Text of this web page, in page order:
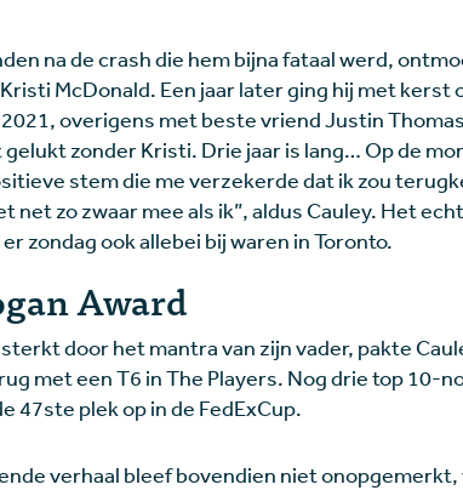
na de crash die hem bijna fataal werd,
McDonald. Een jaar later ging hij met kerst
overigens met beste vriend Justin
gelukt zonder Kristi. Drie jaar is lang… Op de
stem die me verzekerde dat ik zou
net zo zwaar mee als ik”, aldus Cauley. Het
zondag ook allebei bij waren in Toronto.
Award
door het mantra van zijn vader, pakte
met een T6 in The Players. Nog drie top 10-
47ste plek op in de FedExCup.
verhaal bleef bovendien niet